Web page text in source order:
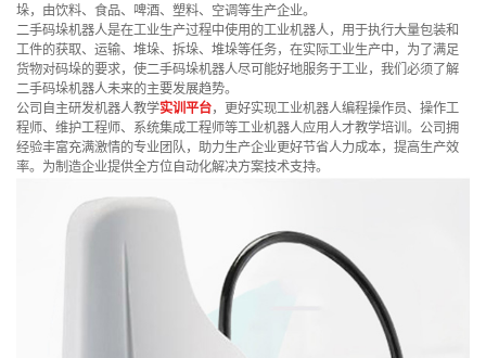
垛，由饮料、食品、啤酒、塑料、空调等生产企业。
二手码垛机器人是在工业生产过程中使用的工业机器人，用于执行大量包装和
工件的获取、运输、堆垛、拆垛、堆垛等任务，在实际工业生产中，为了满足
货物对码垛的要求，使二手码垛机器人尽可能好地服务于工业，我们必须了解
二手码垛机器人未来的主要发展趋势。
公司自主研发机器人教学实训平台，更好实现工业机器人编程操作员、操作工
程师、维护工程师、系统集成工程师等工业机器人应用人才教学培训。公司拥
经验丰富充满激情的专业团队，助力生产企业更好节省人力成本，提高生产效
率。为制造企业提供全方位自动化解决方案技术支持。